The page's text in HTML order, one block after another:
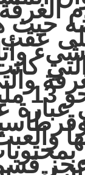
حيث
قيمتها
عبارة